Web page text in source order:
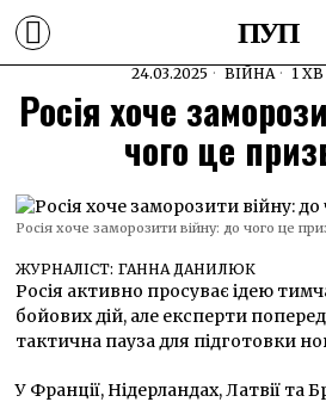
ПУП
24.03.2025 ВІЙНА 1
Росія хоче
чого це
Росія хоче заморозити війну: до чого це
ЖУРНАЛІСТ: ГАННА ДАНИЛЮК
Росія активно просуває ідею
бойових дій, але експерти
тактична пауза для підготовки
У Франції, Нідерландах, Латвії та